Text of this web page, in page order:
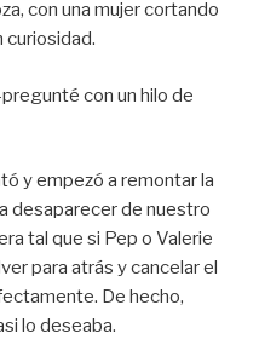
con una mujer cortando
curiosidad.
con un hilo de
y empezó a remontar la
desaparecer de nuestro
tal que si Pep o Valerie
para atrás y cancelar el
De hecho,
lo deseaba.